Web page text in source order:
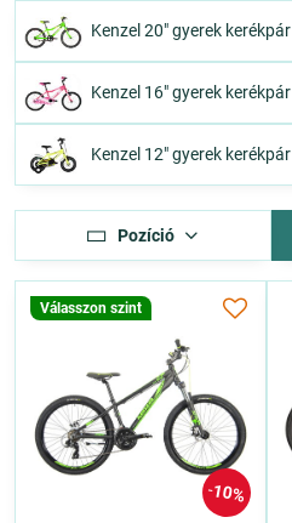
Kenzel 20" gyerek kerékpár
Kenzel 16" gyerek kerékpár
Kenzel 12" gyerek kerékpár
Pozíció
10%
Válasszon szint